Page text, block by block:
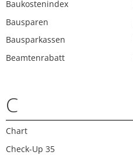
Baukostenindex
Bausparen
Bausparkassen
Beamtenrabatt
C
Chart
Check-Up 35